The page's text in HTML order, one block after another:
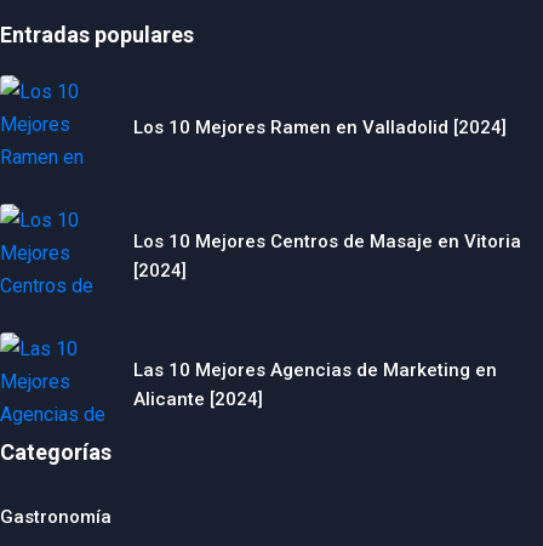
Entradas populares
Los 10 Mejores Ramen en Valladolid [2024]
Los 10 Mejores Centros de Masaje en Vitoria
[2024]
Las 10 Mejores Agencias de Marketing en
Alicante [2024]
Categorías
Gastronomía